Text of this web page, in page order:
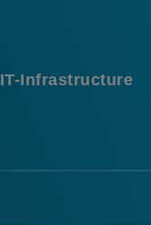
IT-Infrastructure